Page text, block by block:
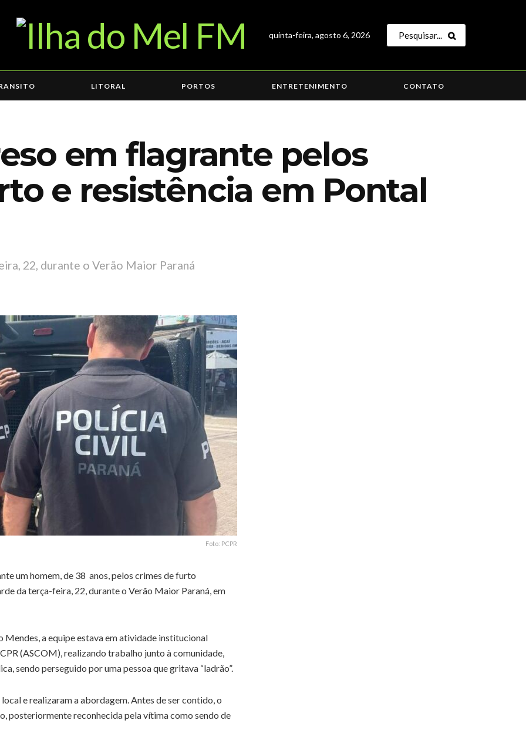
quinta-feira, agosto 6, 2026
LITORAL PORTOS ENTRETENIMENTO CONTATO
em flagrante pelos
e resistência em Pontal
22, durante o Verão Maior Paraná
Foto: PCPR
um homem, de 38 anos, pelos crimes de furto
da terça-feira, 22, durante o Verão Maior Paraná, em
a equipe estava em atividade institucional
(ASCOM), realizando trabalho junto à comunidade,
sendo perseguido por uma pessoa que gritava “ladrão”.
e realizaram a abordagem. Antes de ser contido, o
posteriormente reconhecida pela vítima como sendo de